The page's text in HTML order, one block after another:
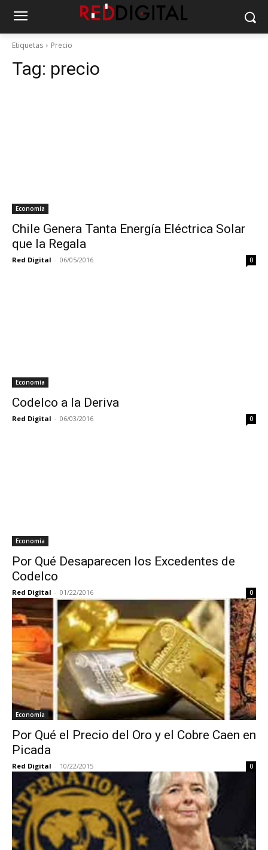
Etiquetas Precio
Tag: precio
Economía
Chile Genera Tanta Energía Eléctrica Solar
que la Regala
Red Digital - 06/05/2016 0
Economía
Codelco a la Deriva
Red Digital - 06/03/2016 0
Economía
Por Qué Desaparecen los Excedentes de
Codelco
Red Digital - 01/22/2016 0
Economía
Por Qué el Precio del Oro y el Cobre Caen en
Picada
Red Digital - 10/22/2015 0